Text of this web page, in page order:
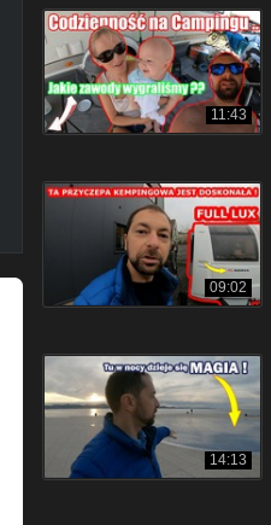
11:43
09:02
14:13